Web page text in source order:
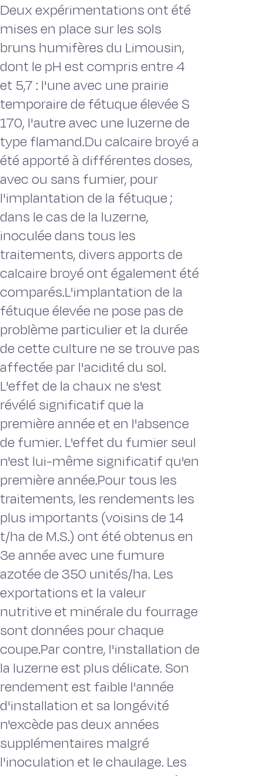
Deux expérimentations ont été
mises en place sur les sols
bruns humifères du Limousin,
dont le pH est compris entre 4
et 5,7 : l'une avec une prairie
temporaire de fétuque élevée S
170, l'autre avec une luzerne de
type flamand.Du calcaire broyé a
été apporté à différentes doses,
avec ou sans fumier, pour
l'implantation de la fétuque ;
dans le cas de la luzerne,
inoculée dans tous les
traitements, divers apports de
calcaire broyé ont également été
comparés.L'implantation de la
fétuque élevée ne pose pas de
problème particulier et la durée
de cette culture ne se trouve pas
affectée par l'acidité du sol.
L'effet de la chaux ne s'est
révélé significatif que la
première année et en l'absence
de fumier. L'effet du fumier seul
n'est lui-même significatif qu'en
première année.Pour tous les
traitements, les rendements les
plus importants (voisins de 14
t/ha de M.S.) ont été obtenus en
3e année avec une fumure
azotée de 350 unités/ha. Les
exportations et la valeur
nutritive et minérale du fourrage
sont données pour chaque
coupe.Par contre, l'installation de
la luzerne est plus délicate. Son
rendement est faible l'année
d'installation et sa longévité
n'excède pas deux années
supplémentaires malgré
l'inoculation et le chaulage. Les